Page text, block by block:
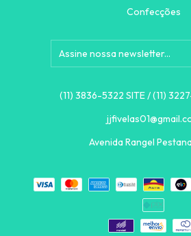
Confecções
(11) 3836-5322 SITE / (11)
Avenida Rangel